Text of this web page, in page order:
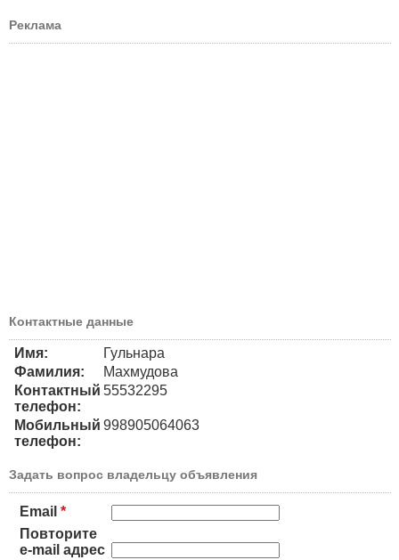
Реклама
Контактные данные
Имя:
Гульнара
Фамилия:
Махмудова
Контактный
телефон:
55532295
Мобильный
телефон:
998905064063
Задать вопрос владельцу объявления
Email *
Повторите
e-mail адрес